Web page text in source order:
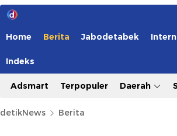
Home Berita Jabodetabek
Indeks
Adsmart Terpopuler Daerah
detikNews Berita